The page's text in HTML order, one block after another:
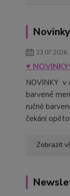
Novinky
23.07.2026
♥
NOVINKY v
barvené
ručně
čekání
Zobrazit